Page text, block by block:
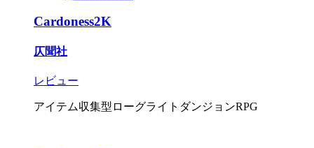
Cardoness2K
仄聞社
レビュー
アイテム収集型ローグライトダンジョンRPG